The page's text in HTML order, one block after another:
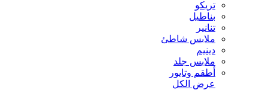
تريكو
بناطيل
تنانير
ملابس شاطئ
دينيم
ملابس جلد
أطقم وتايور
عرض الكل